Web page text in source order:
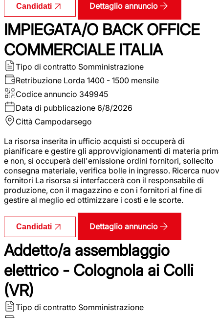
Candidati Dettaglio annuncio
IMPIEGATA/O BACK OFFICE
COMMERCIALE ITALIA
Tipo di contratto Somministrazione
Retribuzione Lorda 1400 - 1500 mensile
Codice annuncio 349945
Data di pubblicazione 6/8/2026
Città Campodarsego
La risorsa inserita in ufficio acquisti si occuperà di
pianificare e gestire gli approvvigionamenti di materia
e non, si occuperà dell'emissione ordini fornitori, sollecito
consegna materiale, verifica bolle in ingresso. Ricerca
fornitori La risorsa si interfaccerà con il responsabile di
produzione, con il magazzino e con i fornitori al fine di
gestire al meglio ed ottimizzare i costi e le scorte.
Candidati Dettaglio annuncio
Addetto/a assemblaggio
elettrico - Colognola ai Colli
(VR)
Tipo di contratto Somministrazione